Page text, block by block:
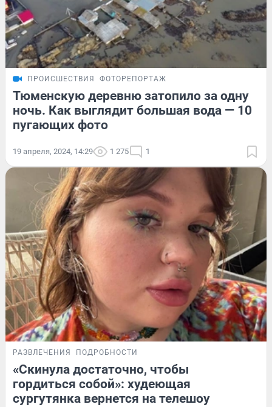
ПРОИСШЕСТВИЯ ФОТОРЕПОРТАЖ
Тюменскую деревню затопило за одну
ночь. Как выглядит большая вода — 10
пугающих фото
19 апреля, 2024, 14:29 1 275 1
РАЗВЛЕЧЕНИЯ ПОДРОБНОСТИ
«Скинула достаточно, чтобы
гордиться собой»: худеющая
сургутянка вернется на телешоу